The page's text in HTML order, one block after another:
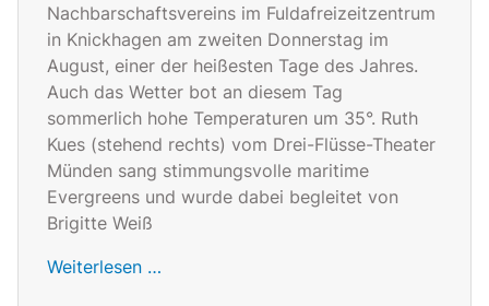
Nachbarschaftsvereins im Fuldafreizeitzentrum
in Knickhagen am zweiten Donnerstag im
August, einer der heißesten Tage des Jahres.
Auch das Wetter bot an diesem Tag
sommerlich hohe Temperaturen um 35°. Ruth
Kues (stehend rechts) vom Drei-Flüsse-Theater
Münden sang stimmungsvolle maritime
Evergreens und wurde dabei begleitet von
Brigitte Weiß
Weiterlesen …